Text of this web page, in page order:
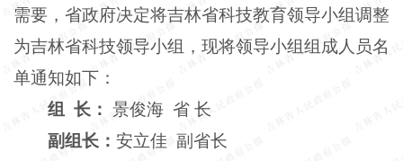
需要，省政府决定将吉林省科技教育领导小组调整
为吉林省科技领导小组，现将领导小组组成人员名
单通知如下：
组
长： 景俊海 省 长
副组长： 安立佳 副省长